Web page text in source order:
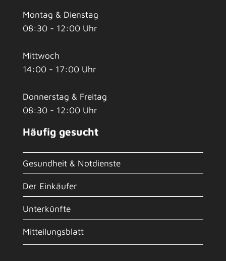
Montag & Dienstag
08:30 - 12:00 Uhr
Mittwoch
14:00 - 17:00 Uhr
Donnerstag & Freitag
08:30 - 12:00 Uhr
Häufig gesucht
Gesundheit & Notdienste
Der Einkäufer
Unterkünfte
Mitteilungsblatt